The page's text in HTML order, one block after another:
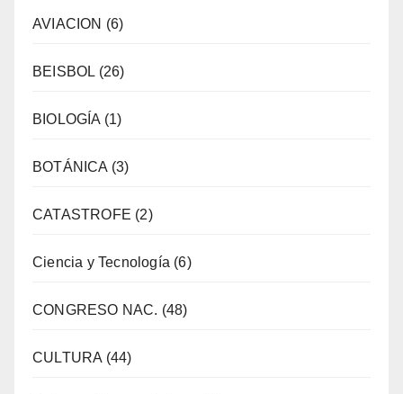
AVIACION (6)
BEISBOL (26)
BIOLOGÍA (1)
BOTÁNICA (3)
CATASTROFE (2)
Ciencia y Tecnología (6)
CONGRESO NAC. (48)
CULTURA (44)